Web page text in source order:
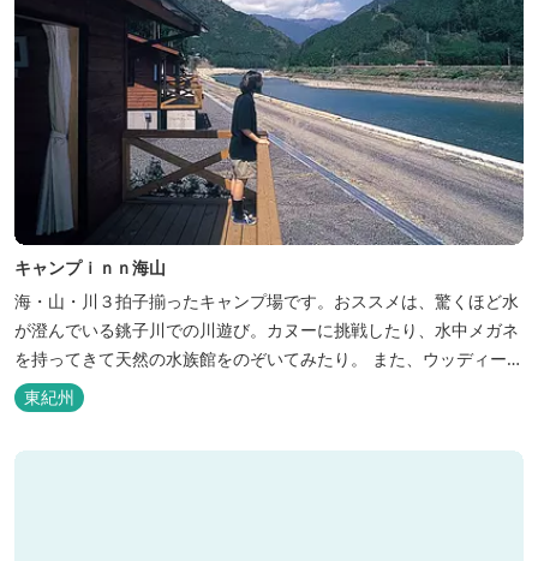
キャンプｉｎｎ海山
海・山・川３拍子揃ったキャンプ場です。おススメは、驚くほど水
が澄んでいる銚子川での川遊び。カヌーに挑戦したり、水中メガネ
を持ってきて天然の水族館をのぞいてみたり。 また、ウッディーク
ラフト教室やストーンクラフト教室など各種イベントも盛りだくさ
ん。森林浴を楽しんだり、一日中遊び、ゆったりできます。 紀北町
の海の幸をふんだんに使った海鮮・焼肉バーベキュー。家族で，グ
東紀州